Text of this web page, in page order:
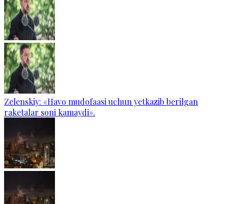
Zelenskiy: «Havo mudofaasi uchun yetkazib berilgan
raketalar soni kamaydi».